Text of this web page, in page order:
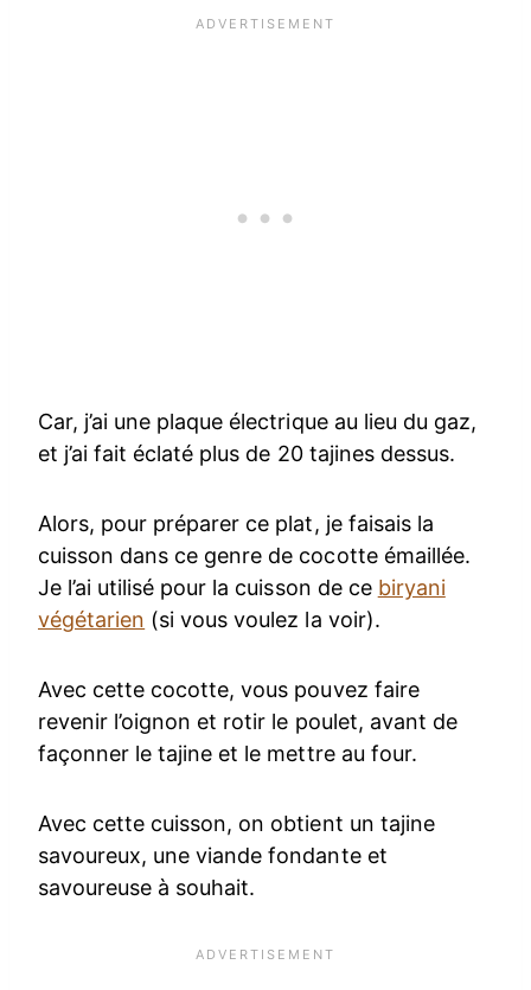
Car, j’ai une plaque électrique au lieu du gaz,
et j’ai fait éclaté plus de 20 tajines dessus.
Alors, pour préparer ce plat, je faisais la
cuisson dans ce genre de cocotte émaillée.
Je l’ai utilisé pour la cuisson de ce biryani
végétarien (si vous voulez la voir).
Avec cette cocotte, vous pouvez faire
revenir l’oignon et rotir le poulet, avant de
façonner le tajine et le mettre au four.
Avec cette cuisson, on obtient un tajine
savoureux, une viande fondante et
savoureuse à souhait.